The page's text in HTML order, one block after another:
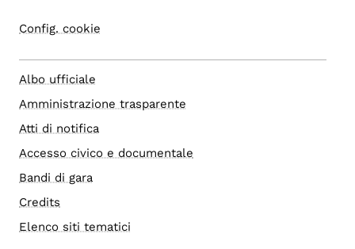
Config. cookie
Albo ufficiale
Amministrazione trasparente
Atti di notifica
Accesso civico e documentale
Bandi di gara
Credits
Elenco siti tematici